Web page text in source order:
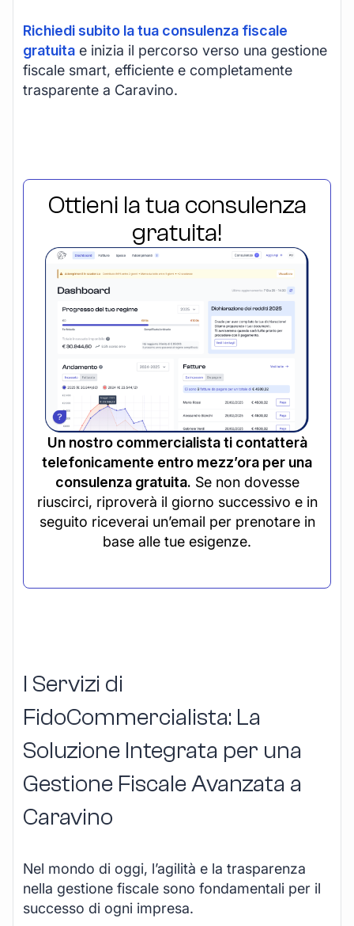
Richiedi subito la tua consulenza fiscale
gratuita e inizia il percorso verso una gestione
fiscale smart, efficiente e completamente
trasparente a Caravino.
Ottieni la tua consulenza
gratuita!
Un nostro commercialista ti contatterà
telefonicamente entro mezz’ora per una
consulenza gratuita. Se non dovesse
riuscirci, riproverà il giorno successivo e in
seguito riceverai un’email per prenotare in
base alle tue esigenze.
I Servizi di
FidoCommercialista: La
Soluzione Integrata per una
Gestione Fiscale Avanzata a
Caravino
Nel mondo di oggi, l’agilità e la trasparenza
nella gestione fiscale sono fondamentali per il
successo di ogni impresa.